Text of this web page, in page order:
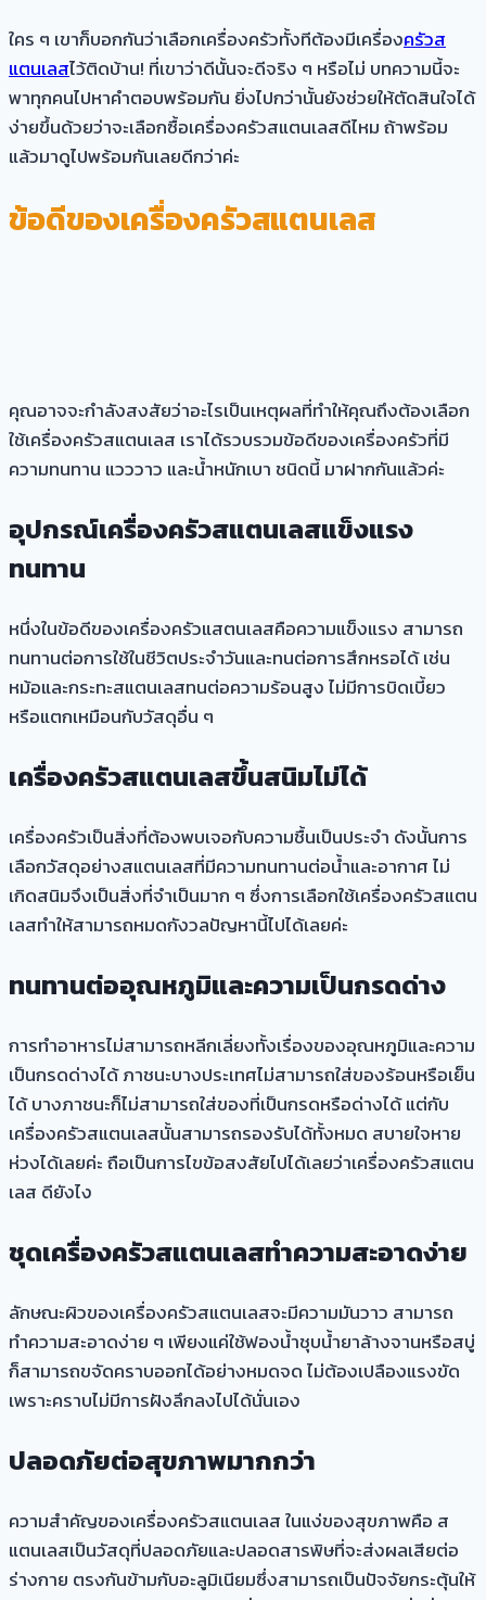
ใคร ๆ เขาก็บอกกันว่าเลือกเครื่องครัวทั้งทีต้องมีเครื่องครัวส
แตนเลสไว้ติดบ้าน! ที่เขาว่าดีนั้นจะดีจริง ๆ หรือไม่ บทความนี้จะ
พาทุกคนไปหาคำตอบพร้อมกัน ยิ่งไปกว่านั้นยังช่วยให้ตัดสินใจได้
ง่ายขึ้นด้วยว่าจะเลือกซื้อเครื่องครัวสแตนเลสดีไหม ถ้าพร้อม
แล้วมาดูไปพร้อมกันเลยดีกว่าค่ะ
ข้อดีของเครื่องครัวสแตนเลส
คุณอาจจะกำลังสงสัยว่าอะไรเป็นเหตุผลที่ทำให้คุณถึงต้องเลือก
ใช้เครื่องครัวสแตนเลส เราได้รวบรวมข้อดีของเครื่องครัวที่มี
ความทนทาน แวววาว และน้ำหนักเบา ชนิดนี้ มาฝากกันแล้วค่ะ
อุปกรณ์เครื่องครัวสแตนเลสแข็งแรง
ทนทาน
หนึ่งในข้อดีของเครื่องครัวแสตนเลสคือความแข็งแรง สามารถ
ทนทานต่อการใช้ในชีวิตประจำวันและทนต่อการสึกหรอได้ เช่น
หม้อและกระทะสแตนเลสทนต่อความร้อนสูง ไม่มีการบิดเบี้ยว
หรือแตกเหมือนกับวัสดุอื่น ๆ
เครื่องครัวสแตนเลสขึ้นสนิมไม่ได้
เครื่องครัวเป็นสิ่งที่ต้องพบเจอกับความชื้นเป็นประจำ ดังนั้นการ
เลือกวัสดุอย่างสแตนเลสที่มีความทนทานต่อน้ำและอากาศ ไม่
เกิดสนิมจึงเป็นสิ่งที่จำเป็นมาก ๆ ซึ่งการเลือกใช้เครื่องครัวสแตน
เลสทำให้สามารถหมดกังวลปัญหานี้ไปได้เลยค่ะ
ทนทานต่ออุณหภูมิและความเป็นกรดด่าง
การทำอาหารไม่สามารถหลีกเลี่ยงทั้งเรื่องของอุณหภูมิและความ
เป็นกรดด่างได้ ภาชนะบางประเทศไม่สามารถใส่ของร้อนหรือเย็น
ได้ บางภาชนะก็ไม่สามารถใส่ของที่เป็นกรดหรือด่างได้ แต่กับ
เครื่องครัวสแตนเลสนั้นสามารถรองรับได้ทั้งหมด สบายใจหาย
ห่วงได้เลยค่ะ ถือเป็นการไขข้อสงสัยไปได้เลยว่าเครื่องครัวสแตน
เลส ดียังไง
ชุดเครื่องครัวสแตนเลสทำความสะอาดง่าย
ลักษณะผิวของเครื่องครัวสแตนเลสจะมีความมันวาว สามารถ
ทำความสะอาดง่าย ๆ เพียงแค่ใช้ฟองน้ำชุบน้ำยาล้างจานหรือสบู่
ก็สามารถขจัดคราบออกได้อย่างหมดจด ไม่ต้องเปลืองแรงขัด
เพราะคราบไม่มีการฝังลึกลงไปได้นั่นเอง
ปลอดภัยต่อสุขภาพมากกว่า
ความสำคัญของเครื่องครัวสแตนเลส ในแง่ของสุขภาพคือ ส
แตนเลสเป็นวัสดุที่ปลอดภัยและปลอดสารพิษที่จะส่งผลเสียต่อ
ร่างกาย ตรงกันข้ามกับอะลูมิเนียมซึ่งสามารถเป็นปัจจัยกระตุ้นให้